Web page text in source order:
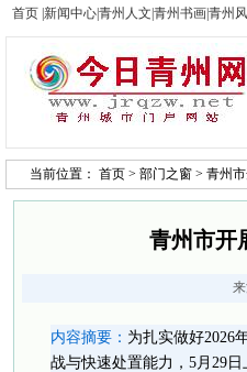
首页 新闻中心青州人文 青州书画青州
当前位置： 首页 > 部门之窗 > 青州
青州市开
来
内容摘要： 为扎实做好2026
战与快速处置能力，5月29